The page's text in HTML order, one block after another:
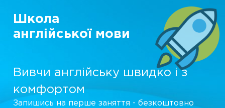
Школа
англійської мови
Вивчи англійську швидко і з
комфортом
Запишись на перше заняття - безкоштовно